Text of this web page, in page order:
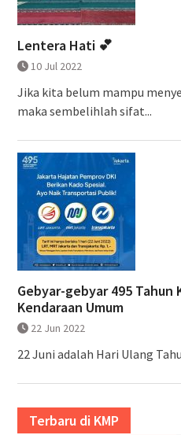
Lentera Hati 💕
10 Jul 2022
Jika kita belum mampu
maka sembelihlah sifat...
Gebyar-gebyar 495 Tahun
Kendaraan Umum
22 Jun 2022
22 Juni adalah Hari Ulang
Terbaru di KMP